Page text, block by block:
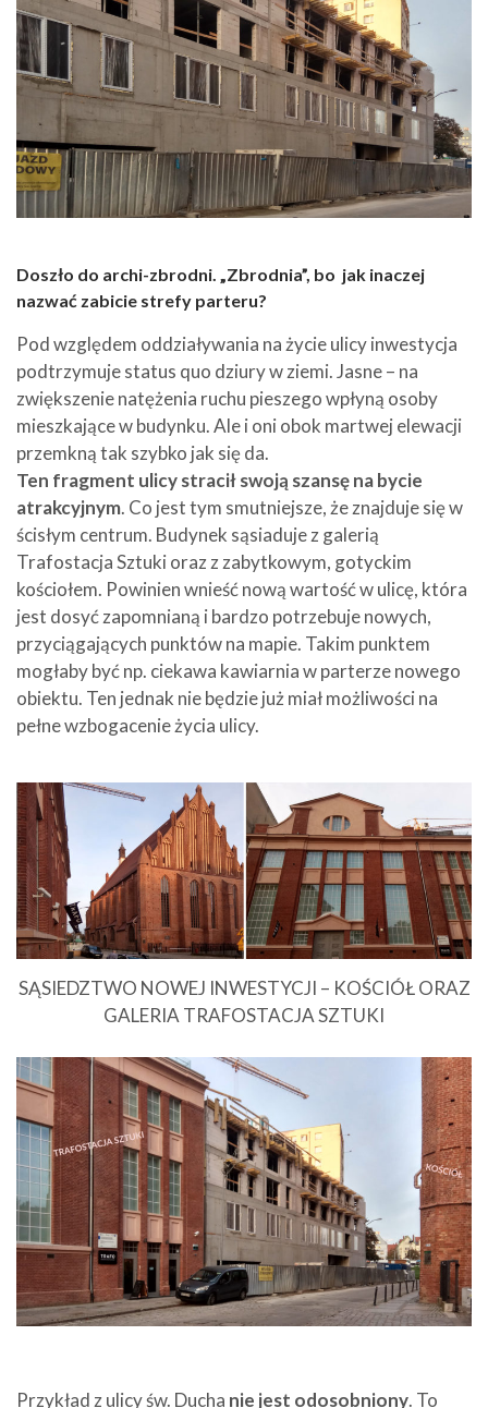
Doszło do archi-zbrodni. „Zbrodnia”, bo jak inaczej
nazwać zabicie strefy parteru?
Pod względem oddziaływania na życie ulicy inwestycja
podtrzymuje status quo dziury w ziemi. Jasne – na
zwiększenie natężenia ruchu pieszego wpłyną osoby
mieszkające w budynku. Ale i oni obok martwej elewacji
przemkną tak szybko jak się da.
Ten fragment ulicy stracił swoją szansę na bycie
atrakcyjnym. Co jest tym smutniejsze, że znajduje się w
ścisłym centrum. Budynek sąsiaduje z galerią
Trafostacja Sztuki oraz z zabytkowym, gotyckim
kościołem. Powinien wnieść nową wartość w ulicę, która
jest dosyć zapomnianą i bardzo potrzebuje nowych,
przyciągających punktów na mapie. Takim punktem
mogłaby być np. ciekawa kawiarnia w parterze nowego
obiektu. Ten jednak nie będzie już miał możliwości na
pełne wzbogacenie życia ulicy.
SĄSIEDZTWO NOWEJ INWESTYCJI – KOŚCIÓŁ ORAZ
GALERIA TRAFOSTACJA SZTUKI
Przykład z ulicy św. Ducha nie jest odosobniony. To